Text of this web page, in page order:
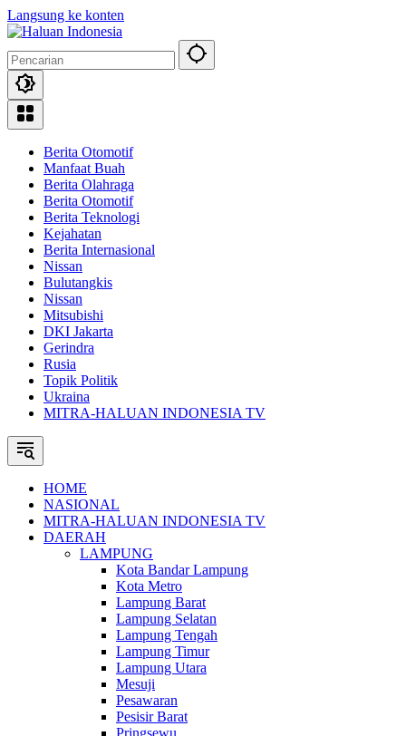
Langsung ke konten
Berita Otomotif
Manfaat Buah
Berita Olahraga
Berita Otomotif
Berita Teknologi
Kejahatan
Berita Internasional
Nissan
Bulutangkis
Nissan
Mitsubishi
DKI Jakarta
Gerindra
Rusia
Topik Politik
Ukraina
MITRA-HALUAN INDONESIA TV
HOME
NASIONAL
MITRA-HALUAN INDONESIA TV
DAERAH
LAMPUNG
Kota Bandar Lampung
Kota Metro
Lampung Barat
Lampung Selatan
Lampung Tengah
Lampung Timur
Lampung Utara
Mesuji
Pesawaran
Pesisir Barat
Pringsewu